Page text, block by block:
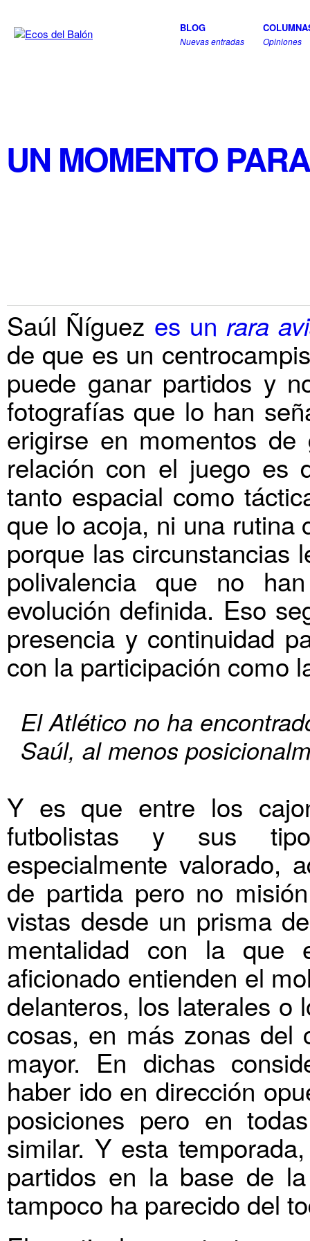
BLOG
Nuevas entradas Opiniones
UN MOMENTO
Saúl Ñíguez es un rara
de que es un
puede ganar partidos y
fotografías que lo han
erigirse en momentos de
relación con el juego es
tanto espacial como
que lo acoja, ni una rutina
porque las circunstancias
polivalencia que no
evolución definida. Eso
presencia y continuidad
con la participación como
El Atlético no ha
Saúl, al menos
Y es que entre los
futbolistas y sus
especialmente valorado,
de partida pero no
vistas desde un prisma
mentalidad con la que
aficionado entienden el
delanteros, los laterales o
cosas, en más zonas del
mayor. En dichas
haber ido en dirección
posiciones pero en
similar. Y esta
partidos en la base de
tampoco ha parecido del